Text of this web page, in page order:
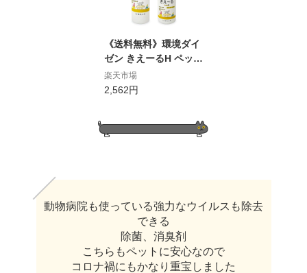
《送料無料》環境ダイ
ゼン きえーるH ペット
用 スプレーボトル 280
ml + 詰替え用 500ml
楽天市場
2,562円
​動物病院も使っている強力なウイルスも除去
できる
除菌、消臭剤
こちらもペットに安心なので
コロナ禍にもかなり重宝しました